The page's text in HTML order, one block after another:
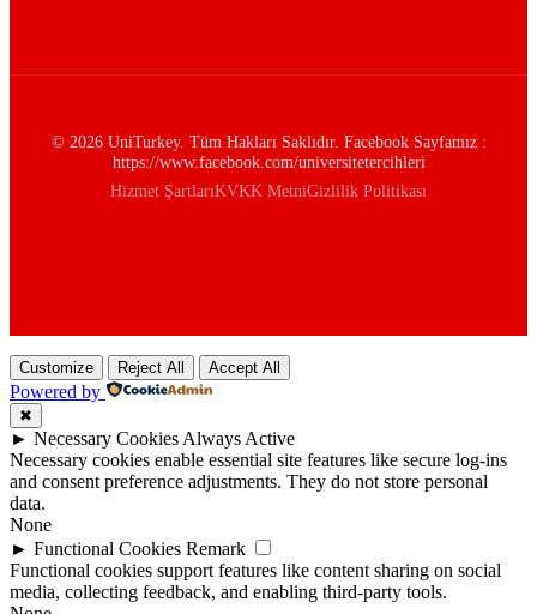
© 2026 UniTurkey. Tüm Hakları Saklıdır. Facebook Sayfamız :
https://www.facebook.com/universitetercihleri
Hizmet ŞartlarıKVKK MetniGizlilik Politikası
Customize Reject All Accept All
Powered by
✖
► Necessary Cookies Always Active
Necessary cookies enable essential site features like secure log-ins
and consent preference adjustments. They do not store personal
data.
None
► Functional Cookies Remark
Functional cookies support features like content sharing on social
media, collecting feedback, and enabling third-party tools.